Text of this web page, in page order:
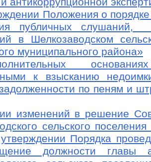
Положения о
публичных слушаний,
в Шелкозаводском
муниципального района»
к взысканию
по пеням и
изменений в решение
сельского
Порядка
должности главы